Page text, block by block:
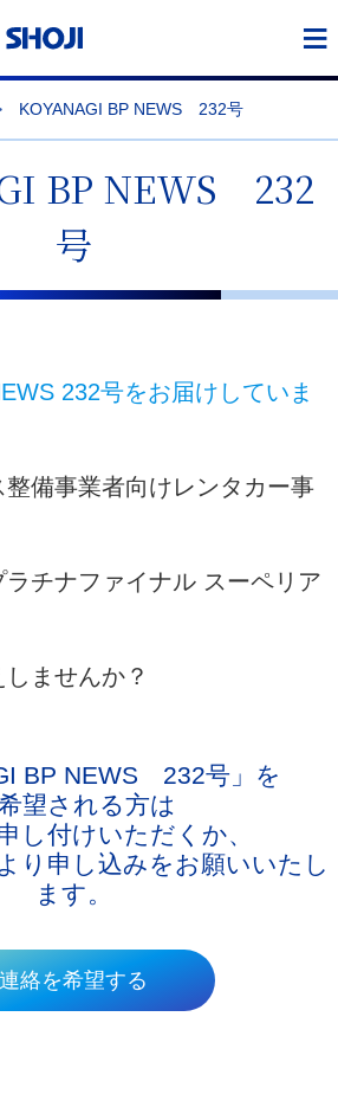
≡
KOYANAGI BP NEWS 232号
BP NEWS 232
号
232号をお届けしていま
備事業者向けレンタカー事
チナファイナル スーペリア
ませんか？
BP NEWS 232号」 を
望される方は
し付けいただくか、
り申し込みをお願いいたし
ます。
連絡を希望する